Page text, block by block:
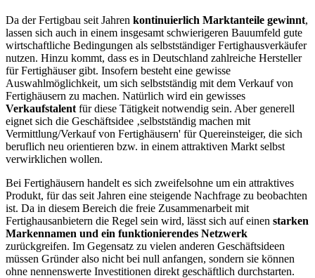
Da der Fertigbau seit Jahren kontinuierlich Marktanteile gewinnt,
lassen sich auch in einem insgesamt schwierigeren Bauumfeld gute
wirtschaftliche Bedingungen als selbstständiger Fertighausverkäufer
nutzen. Hinzu kommt, dass es in Deutschland zahlreiche Hersteller
für Fertighäuser gibt. Insofern besteht eine gewisse
Auswahlmöglichkeit, um sich selbstständig mit dem Verkauf von
Fertighäusern zu machen. Natürlich wird ein gewisses
Verkaufstalent für diese Tätigkeit notwendig sein. Aber generell
eignet sich die Geschäftsidee ‚selbstständig machen mit
Vermittlung/Verkauf von Fertighäusern' für Quereinsteiger, die sich
beruflich neu orientieren bzw. in einem attraktiven Markt selbst
verwirklichen wollen.
Bei Fertighäusern handelt es sich zweifelsohne um ein attraktives
Produkt, für das seit Jahren eine steigende Nachfrage zu beobachten
ist. Da in diesem Bereich die freie Zusammenarbeit mit
Fertighausanbietern die Regel sein wird, lässt sich auf einen starken
Markennamen und ein funktionierendes Netzwerk
zurückgreifen. Im Gegensatz zu vielen anderen Geschäftsideen
müssen Gründer also nicht bei null anfangen, sondern sie können
ohne nennenswerte Investitionen direkt geschäftlich durchstarten.